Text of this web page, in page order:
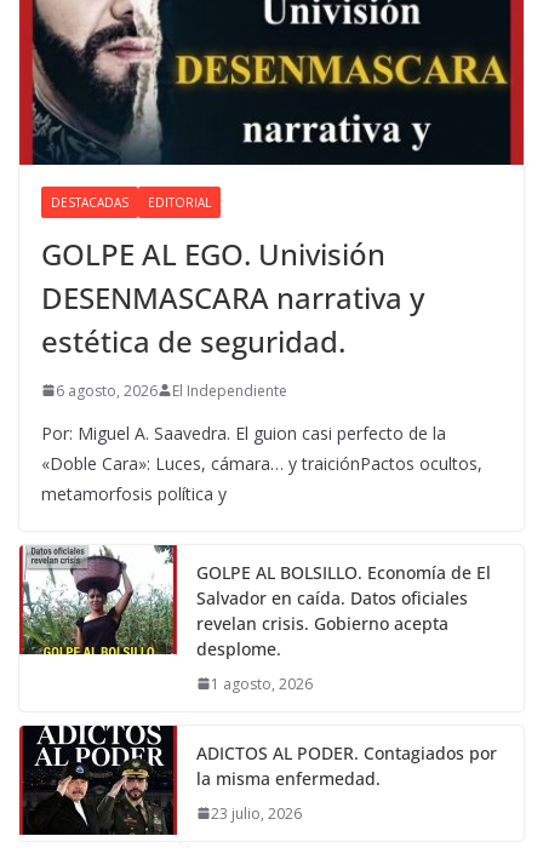
DESTACADAS EDITORIAL
GOLPE AL EGO. Univisión
DESENMASCARA narrativa y
estética de seguridad.
6 agosto, 2026 El Independiente
Por: Miguel A. Saavedra. El guion casi perfecto de la
«Doble Cara»: Luces, cámara… y traiciónPactos ocultos,
metamorfosis política y
GOLPE AL BOLSILLO. Economía de El
Salvador en caída. Datos oficiales
revelan crisis. Gobierno acepta
desplome.
1 agosto, 2026
ADICTOS AL PODER. Contagiados por
la misma enfermedad.
23 julio, 2026